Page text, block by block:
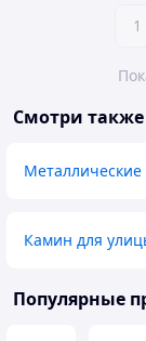
1
Смотри также
Камин для
Популярные